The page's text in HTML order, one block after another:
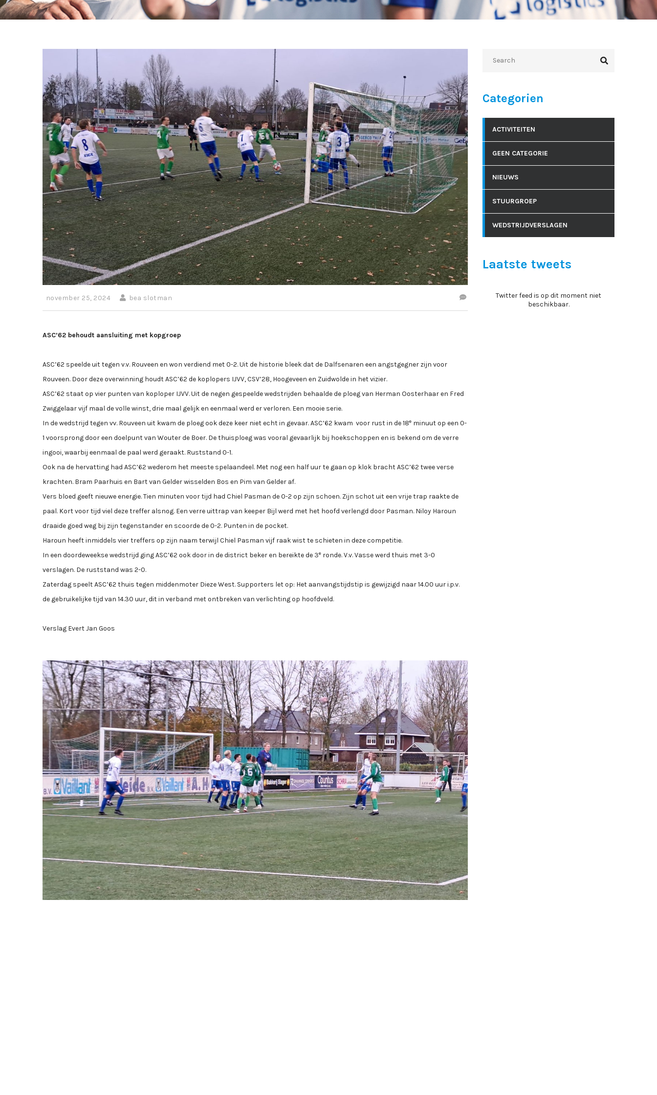
november 25, 2024 bea slotman
ASC’62 behoudt aansluiting met kopgroep
ASC’62 speelde uit tegen v.v. Rouveen en won verdiend met 0-2. Uit de historie bleek dat de Dalfsenaren een angstgegner zijn voor
Rouveen. Door deze overwinning houdt ASC’62 de koplopers IJVV, CSV’28, Hoogeveen en Zuidwolde in het vizier.
ASC’62 staat op vier punten van koploper IJVV. Uit de negen gespeelde wedstrijden behaalde de ploeg van Herman Oosterhaar en Fred
Zwiggelaar vijf maal de volle winst, drie maal gelijk en eenmaal werd er verloren. Een mooie serie.
In de wedstrijd tegen vv. Rouveen uit kwam de ploeg ook deze keer niet echt in gevaar. ASC’62 kwam voor rust in de 18e minuut op een 0-
1 voorsprong door een doelpunt van Wouter de Boer. De thuisploeg was vooral gevaarlijk bij hoekschoppen en is bekend om de verre
ingooi, waarbij eenmaal de paal werd geraakt. Ruststand 0-1.
Ook na de hervatting had ASC’62 wederom het meeste spelaandeel. Met nog een half uur te gaan op klok bracht ASC’62 twee verse
krachten. Bram Paarhuis en Bart van Gelder wisselden Bos en Pim van Gelder af.
Vers bloed geeft nieuwe energie. Tien minuten voor tijd had Chiel Pasman de 0-2 op zijn schoen. Zijn schot uit een vrije trap raakte de
paal. Kort voor tijd viel deze treffer alsnog. Een verre uittrap van keeper Bijl werd met het hoofd verlengd door Pasman. Niloy Haroun
draaide goed weg bij zijn tegenstander en scoorde de 0-2. Punten in de pocket.
Haroun heeft inmiddels vier treffers op zijn naam terwijl Chiel Pasman vijf raak wist te schieten in deze competitie.
In een doordeweekse wedstrijd ging ASC’62 ook door in de district beker en bereikte de 3e ronde. V.v. Vasse werd thuis met 3-0
verslagen. De ruststand was 2-0.
Zaterdag speelt ASC’62 thuis tegen middenmoter Dieze West. Supporters let op: Het aanvangstijdstip is gewijzigd naar 14.00 uur i.p.v.
de gebruikelijke tijd van 14.30 uur, dit in verband met ontbreken van verlichting op hoofdveld.
Verslag Evert Jan Goos
Categorien
ACTIVITEITEN
GEEN CATEGORIE
NIEUWS
STUURGROEP
WEDSTRIJDVERSLAGEN
Laatste tweets
Twitter feed is op dit moment niet
beschikbaar.